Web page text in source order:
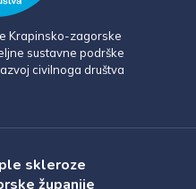
Krapinsko-zagorske
sustavne podrške
civilnoga društva
skleroze
županije